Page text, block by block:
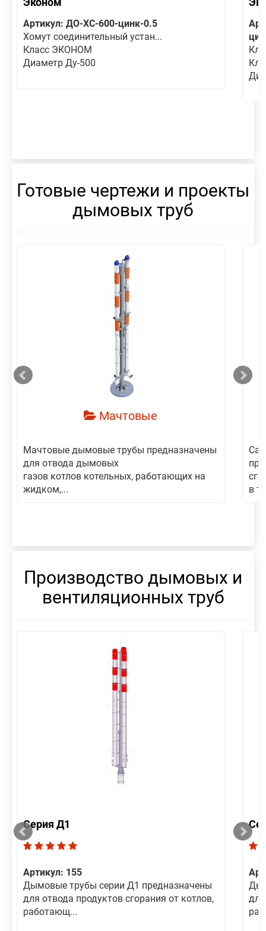
Артикул: ДО-ХС-600-цинк-0.5
Хомут соединительный устан...
Класс ЭКОНОМ
Диаметр Ду-500
Готовые чертежи и проекты
дымовых труб
Мачтовые
Мачтовые дымовые трубы предназначены
для отвода дымовых
газов котлов котельных, работающих на
жидком,...
в
Производство дымовых и
вентиляционных труб
Серия Д1
Артикул: 155
Дымовые трубы серии Д1 предназначены
для отвода продуктов сгорания от котлов,
работающ...